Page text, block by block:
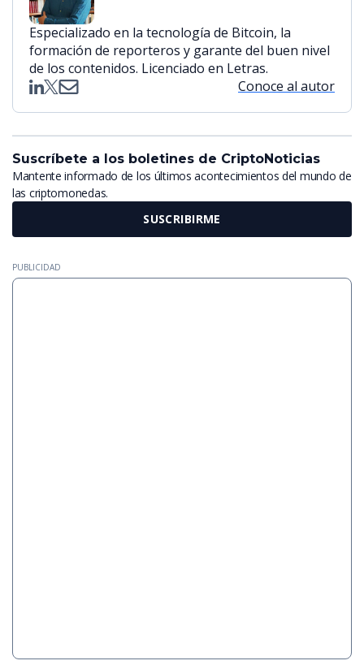
Especializado en la tecnología de Bitcoin, la
formación de reporteros y garante del buen nivel
de los contenidos. Licenciado en Letras.
Conoce al autor
Suscríbete a los boletines de CriptoNoticias
Mantente informado de los últimos acontecimientos del mundo de
las criptomonedas.
SUSCRIBIRME
PUBLICIDAD